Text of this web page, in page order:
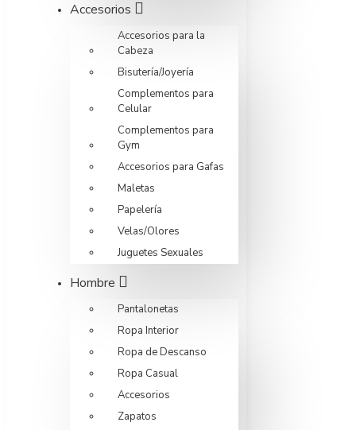
Accesorios
Accesorios para la
Cabeza
Bisutería/Joyería
Complementos para
Celular
Complementos para
Gym
Accesorios para Gafas
Maletas
Papelería
Velas/Olores
Juguetes Sexuales
Hombre
Pantalonetas
Ropa Interior
Ropa de Descanso
Ropa Casual
Accesorios
Zapatos